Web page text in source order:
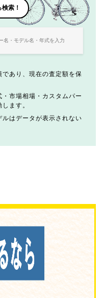
索！
あり、現在の査定額を保
市場相場・カスタムパー
ます。
はデータが表示されない